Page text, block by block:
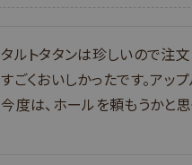
タルトタタンは珍しいので注文
すごくおいしかったです。アッ
今度は、ホールを頼もうかと思